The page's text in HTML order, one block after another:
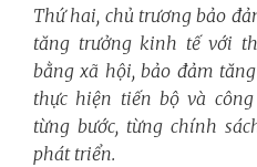
Thứ hai, chủ trương bảo
tăng trưởng kinh tế với
bằng xã hội, bảo đảm
thực hiện tiến bộ và
từng bước, từng chính
phát triển.